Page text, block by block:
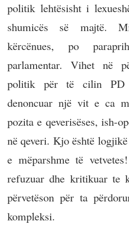
politik lehtësisht i
shumicës së majtë.
kërcënues, po
parlamentar. Vihet në
politik për të cilin PD
denoncuar një vit e ca
pozita e qeverisëses, ish-
në qeveri. Kjo është
e mëparshme të
refuzuar dhe kritikuar te
përvetëson për ta
kompleksi.